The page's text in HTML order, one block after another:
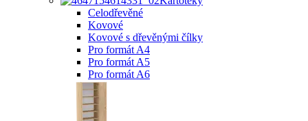
Celodřevěné
Kovové
Kovové s dřevěnými čílky
Pro formát A4
Pro formát A5
Pro formát A6